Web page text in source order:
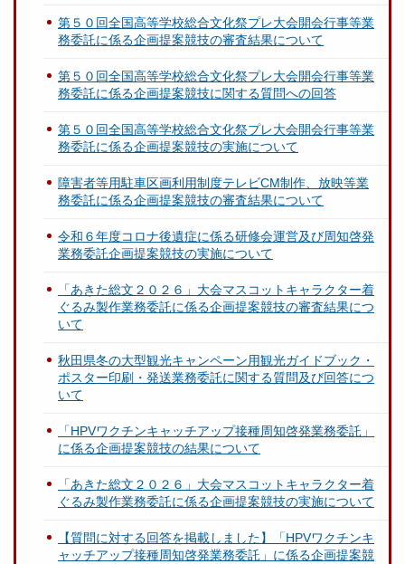
第５０回全国高等学校総合文化祭プレ大会開会行事等業
務委託に係る企画提案競技の審査結果について
第５０回全国高等学校総合文化祭プレ大会開会行事等業
務委託に係る企画提案競技に関する質問への回答
第５０回全国高等学校総合文化祭プレ大会開会行事等業
務委託に係る企画提案競技の実施について
障害者等用駐車区画利用制度テレビCM制作、放映等業
務委託に係る企画提案競技の審査結果について
令和６年度コロナ後遺症に係る研修会運営及び周知啓発
業務委託企画提案競技の実施について
「あきた総文２０２６」大会マスコットキャラクター着
ぐるみ製作業務委託に係る企画提案競技の審査結果につ
いて
秋田県冬の大型観光キャンペーン用観光ガイドブック・
ポスター印刷・発送業務委託に関する質問及び回答につ
いて
「HPVワクチンキャッチアップ接種周知啓発業務委託」
に係る企画提案競技の結果について
「あきた総文２０２６」大会マスコットキャラクター着
ぐるみ製作業務委託に係る企画提案競技の実施について
【質問に対する回答を掲載しました】「HPVワクチンキ
ャッチアップ接種周知啓発業務委託」に係る企画提案競